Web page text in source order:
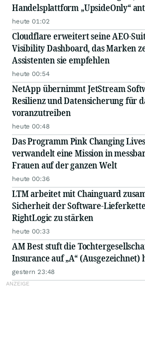
Handelsplattform „UpsideOnly“
heute 01:02
Cloudflare erweitert seine AEO-
Visibility Dashboard, das Marken
Assistenten sie empfehlen
heute 00:54
NetApp übernimmt JetStream
Resilienz und Datensicherung für
voranzutreiben
heute 00:48
Das Programm Pink Changing
verwandelt eine Mission in
Frauen auf der ganzen Welt
heute 00:36
LTM arbeitet mit Chainguard
Sicherheit der Software-
RightLogic zu stärken
heute 00:33
AM Best stuft die
Insurance auf „A“ (Ausgezeichnet)
gestern 23:48